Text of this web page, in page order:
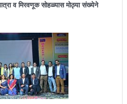
व मिरवणूक सोहळ्यास मोठ्या संख्येने